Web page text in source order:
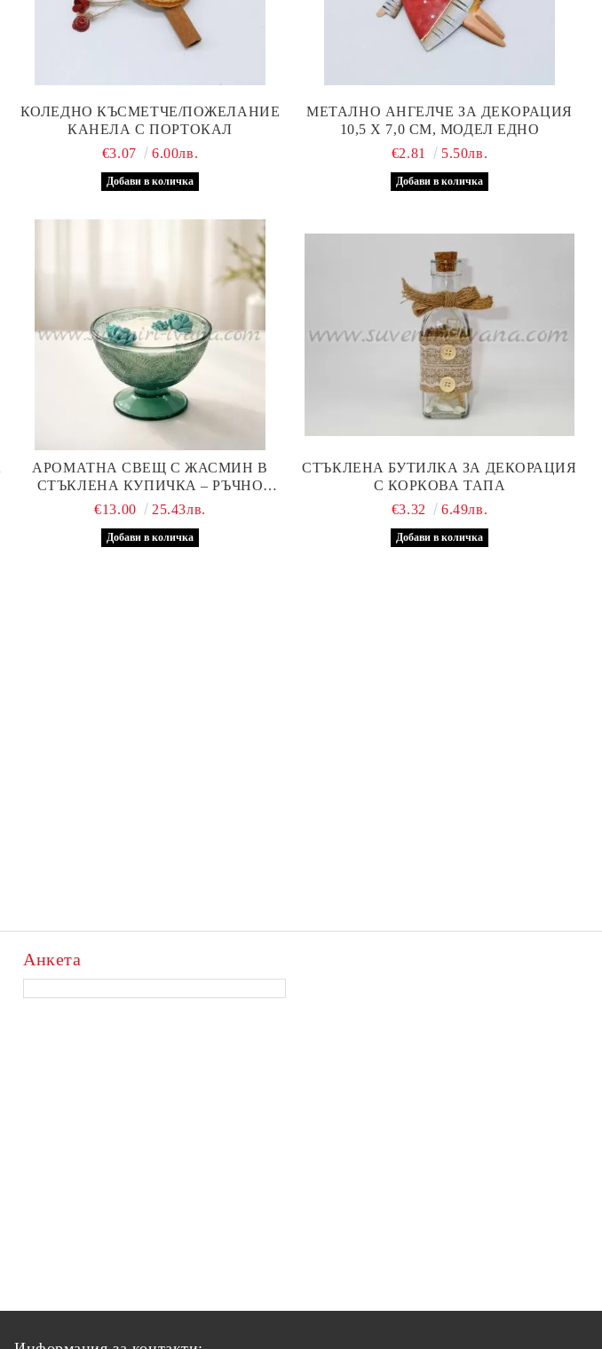
КОЛЕДНО КЪСМЕТЧЕ/ПОЖЕЛАНИЕ
КАНЕЛА С ПОРТОКАЛ
€3.07
6.00лв.
МЕТАЛНО АНГЕЛЧЕ ЗА ДЕКОРАЦИЯ
10,5 Х 7,0 СМ, МОДЕЛ ЕДНО
€2.81
5.50лв.
АРОМАТНА СВЕЩ С ЖАСМИН В
СТЪКЛЕНА КУПИЧКА – РЪЧНО
ИЗРАБОТЕНА ОТ НАТУРАЛЕН ВОСЪК
€13.00 25.43лв.
СТЪКЛЕНА БУТИЛКА ЗА ДЕКОРАЦИЯ
С КОРКОВА ТАПА
€3.32
6.49лв.
Анкета